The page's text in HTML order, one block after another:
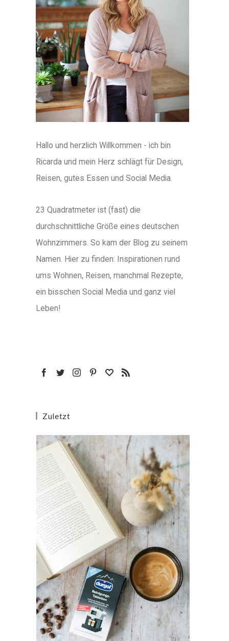
Hallo und herzlich Willkommen - ich bin
Ricarda und mein Herz schlägt für Design,
Reisen, gutes Essen und Social Media.
23 Quadratmeter ist (fast) die
durchschnittliche Größe eines deutschen
Wohnzimmers. So kam der Blog zu seinem
Namen. Hier zu finden: Inspirationen rund
ums Wohnen, Reisen, manchmal Rezepte,
ein bisschen Social Media und ganz viel
Leben!
Zuletzt